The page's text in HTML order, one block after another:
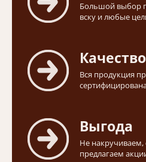
Большой выбор
вску и любые
Качество
Вся продукция
Выгода
Не
предлагаем